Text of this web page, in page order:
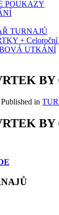
POUKAZY
TURNAJŮ
+ Celoroční
UTKÁNÍ
Published in